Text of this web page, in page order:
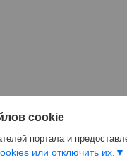
cookie
портала и
или отключить их.